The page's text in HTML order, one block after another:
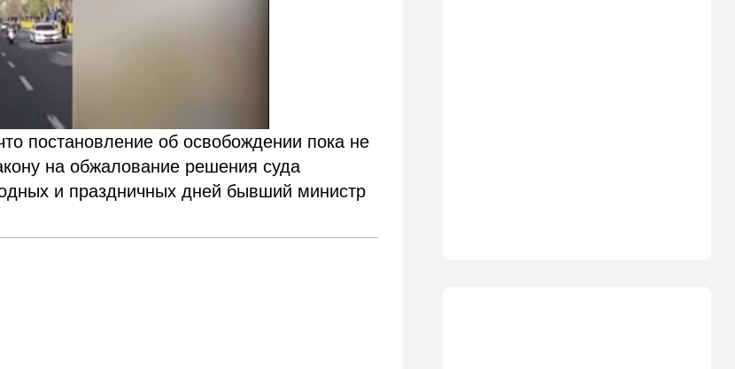
постановление об освобождении пока не
на обжалование решения суда
и праздничных дней бывший министр